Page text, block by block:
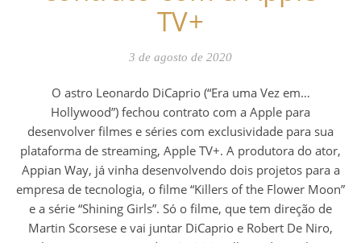
TV+
3 de agosto de 2020
O astro Leonardo DiCaprio (“Era uma Vez em…
Hollywood”) fechou contrato com a Apple para
desenvolver filmes e séries com exclusividade para sua
plataforma de streaming, Apple TV+. A produtora do ator,
Appian Way, já vinha desenvolvendo dois projetos para a
empresa de tecnologia, o filme “Killers of the Flower Moon”
e a série “Shining Girls”. Só o filme, que tem direção de
Martin Scorsese e vai juntar DiCaprio e Robert De Niro,